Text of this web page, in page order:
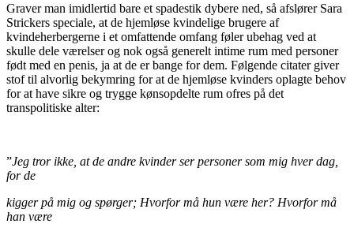
Graver man imidlertid bare et spadestik dybere ned, så afslører Sara
Strickers speciale, at de hjemløse kvindelige brugere af
kvindeherbergerne i et omfattende omfang føler ubehag ved at
skulle dele værelser og nok også generelt intime rum med personer
født med en penis, ja at de er bange for dem. Følgende citater giver
stof til alvorlig bekymring for at de hjemløse kvinders oplagte behov
for at have sikre og trygge kønsopdelte rum ofres på det
transpolitiske alter:
”Jeg tror ikke, at de andre kvinder ser personer som mig hver dag,
for de
kigger på mig og spørger; Hvorfor må hun være her? Hvorfor må
han være